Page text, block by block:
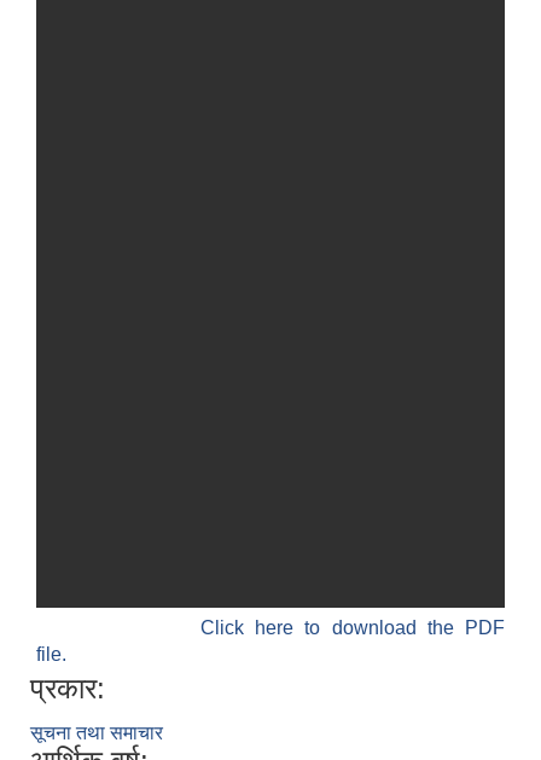
Click here to download the PDF
file.
प्रकार:
सूचना तथा समाचार